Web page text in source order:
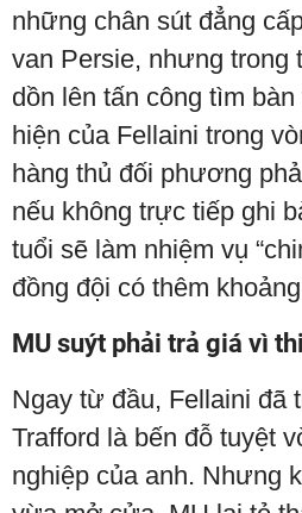
những chân sút đẳng
van Persie, nhưng trong
dồn lên tấn công tìm
hiện của Fellaini trong
hàng thủ đối phương
nếu không trực tiếp ghi
tuổi sẽ làm nhiệm vụ
đồng đội có thêm
MU suýt phải trả giá vì
Ngay từ đầu, Fellaini đã
Trafford là bến đỗ tuyệt
nghiệp của anh. Nhưng